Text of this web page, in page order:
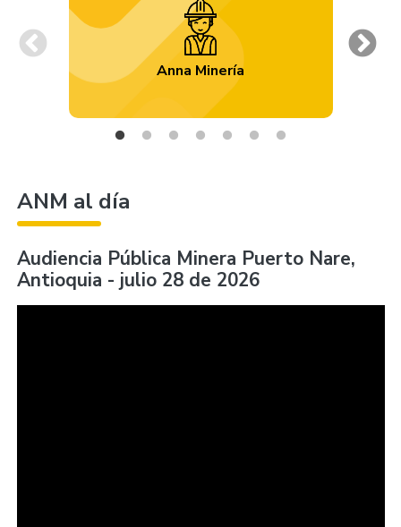
Anna Minería
ANM al día
Audiencia Pública Minera Puerto Nare,
Antioquia - julio 28 de 2026